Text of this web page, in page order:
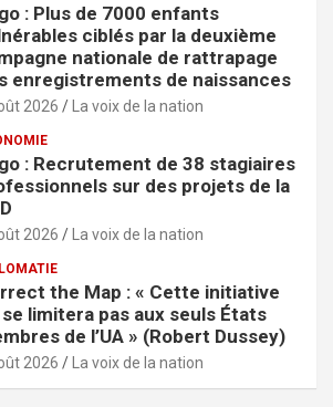
: Plus de 7000 enfants
ciblés par la deuxième
nationale de rattrapage
enregistrements de naissances
2026 La voix de la nation
: Recrutement de 38 stagiaires
sur des projets de la
2026 La voix de la nation
the Map : « Cette initiative
limitera pas aux seuls États
de l’UA » (Robert Dussey)
2026 La voix de la nation